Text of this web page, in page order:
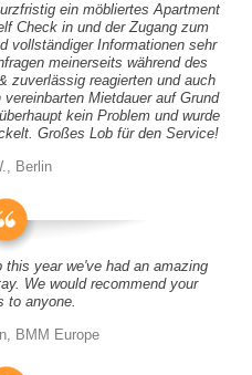
ein möbliertes Apartment
Check in und der Zugang zum
vollständiger Informationen sehr
meinerseits während des
zuverlässig reagierten und auch
Mietdauer auf Grund
kein Problem und wurde
Großes Lob für den Service!
Berlin
year we've had an amazing
We would recommend your
to anyone.
BMM Europe